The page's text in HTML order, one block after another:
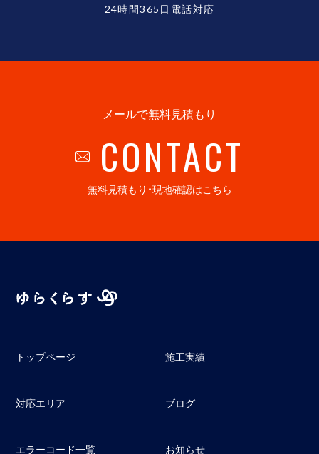
24時間365日電話対応
メールで無料見積もり
CONTACT
無料見積もり・現地確認はこちら
トップページ
対応エリア
エラーコード一覧
施工実績
ブログ
お知らせ